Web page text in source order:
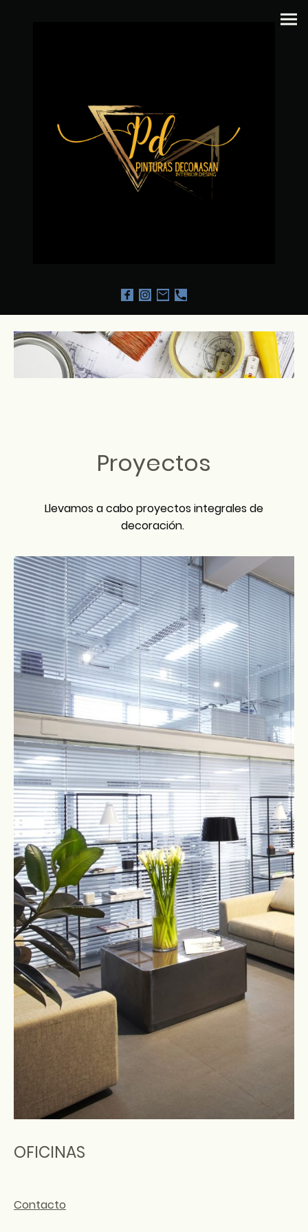
Proyectos
Llevamos a cabo proyectos integrales de
decoración.
OFICINAS
Contacto